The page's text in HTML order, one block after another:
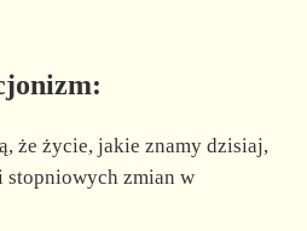
V
i
że życie, jakie znamy dzisiaj,
stopniowych zmian w